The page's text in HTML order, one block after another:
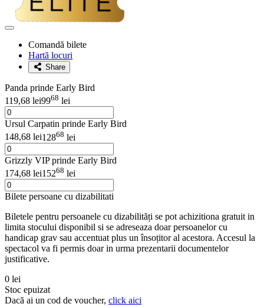
Adaugă
favoriteComandă bilete
Hartă locuri
Share
Panda prinde Early Bird
119,68 lei9968 lei
Ursul Carpatin prinde Early Bird
148,68 lei12868 lei
Grizzly VIP prinde Early Bird
174,68 lei15268 lei
Bilete persoane cu dizabilitati
Biletele pentru persoanele cu dizabilități se pot achizitiona gratuit in
limita stocului disponibil si se adreseaza doar persoanelor cu
handicap grav sau accentuat plus un însoțitor al acestora. Accesul la
spectacol va fi permis doar in urma prezentarii documentelor
justificative.
0 lei
Stoc epuizat
Dacă ai un cod de voucher, click aici